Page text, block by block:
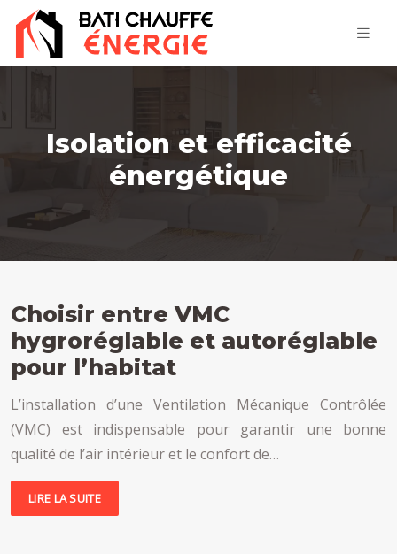
Isolation et efficacité
énergétique
Choisir entre VMC
hygroréglable et autoréglable
pour l’habitat
L’installation d’une Ventilation Mécanique Contrôlée
(VMC) est indispensable pour garantir une bonne
qualité de l’air intérieur et le confort de…
LIRE LA SUITE